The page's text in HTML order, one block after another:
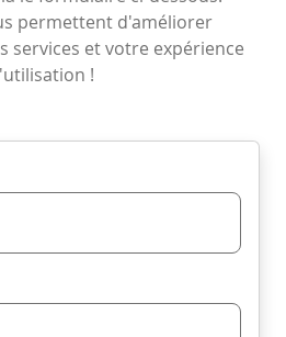
permettent d'améliorer
services et votre expérience
!